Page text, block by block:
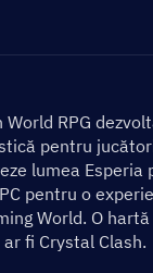
RPG
pentru
lumea
pentru o
World. O
fi Crystal Clash.